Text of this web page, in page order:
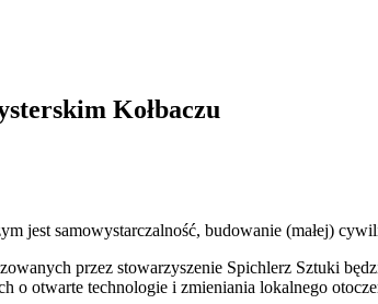
Kołbaczu
jest samowystarczalność, budowanie (małej)
przez stowarzyszenie Spichlerz Sztuki
o otwarte technologie i zmieniania lokalnego